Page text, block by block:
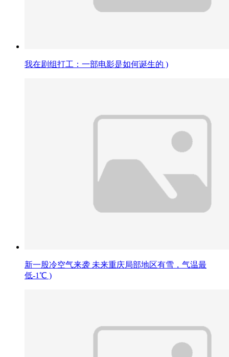
我在剧组打工：一部电影是如何诞生的 )
新一股冷空气来袭 未来重庆局部地区有雪，气温最
低-1℃ )